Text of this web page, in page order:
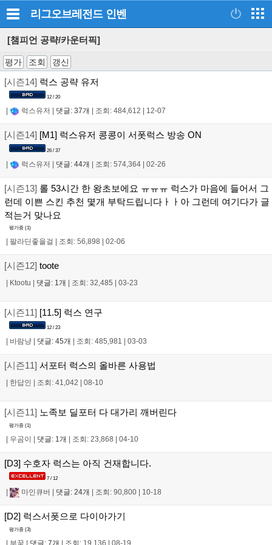
리그오브레전드 인벤
[챔피언 공략/카운터픽]
평가 조회 갱신
[시즌14] 럭스 공략 유저
12 / 20
럭스유저 댓글: 37개 조회: 484,612 12-07
[시즌14] [M1] 럭스유저 콩콩이 서폿럭스 방송 ON
26 / 37
| 럭스유저 | 댓글: 44개 | 조회: 574,364 | 02-26
[시즌13] 롤 53시간 한 왕초보에요 ㅠㅠㅠ 럭스가 마음에 들어서 그
런데 이쁜 스킨 추천 몇개 부탁드립니다ㅏㅏ아 그런데 여기다가 글
적는거 맞나요
평가중 (1)
팔라딘좋을걸 조회: 56,898 02-06
[시즌12] toote
Ktootu 댓글: 1개 조회: 32,485 03-23
[시즌11] [11.5] 럭스 연구
12 / 23
바람냥 댓글: 45개 조회: 485,981 03-03
[시즌11] 서포터 럭스의 올바른 사용법
한답인 조회: 41,042 08-10
[시즌11] 노족보 딜포터 다 대가리 깨버린다
평가중 (1)
| 우곰이 | 댓글: 1개 | 조회: 23,868 | 04-10
[D3] 수호자 럭스는 아직 건재합니다.
7 / 12
마인큐버 댓글: 24개 조회: 90,800 10-18
[D2] 럭스서폿으로 다이아가기
평가중 (3)
| 부꿈 | 댓글: 7개 | 조회: 19,136 | 08-19